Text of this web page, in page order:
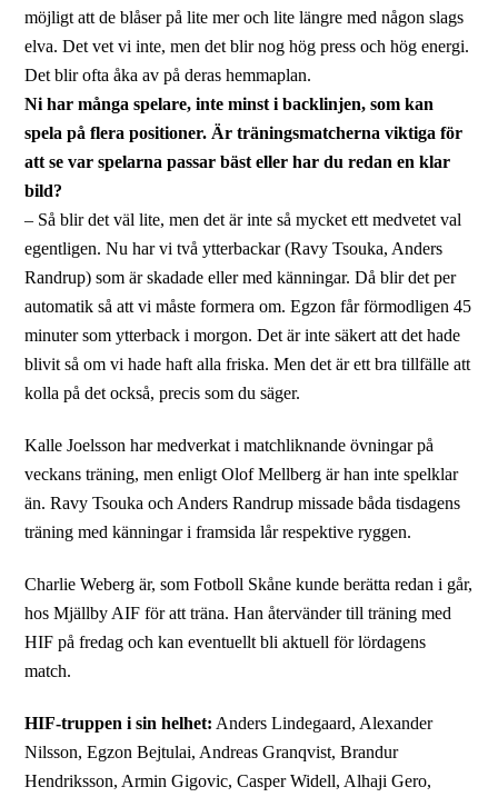
möjligt att de blåser på lite mer och lite längre med någon slags
elva. Det vet vi inte, men det blir nog hög press och hög energi.
Det blir ofta åka av på deras hemmaplan.
Ni har många spelare, inte minst i backlinjen, som kan
spela på flera positioner. Är träningsmatcherna viktiga för
att se var spelarna passar bäst eller har du redan en klar
bild?
– Så blir det väl lite, men det är inte så mycket ett medvetet val
egentligen. Nu har vi två ytterbackar (Ravy Tsouka, Anders
Randrup) som är skadade eller med känningar. Då blir det per
automatik så att vi måste formera om. Egzon får förmodligen 45
minuter som ytterback i morgon. Det är inte säkert att det hade
blivit så om vi hade haft alla friska. Men det är ett bra tillfälle att
kolla på det också, precis som du säger.
Kalle Joelsson har medverkat i matchliknande övningar på
veckans träning, men enligt Olof Mellberg är han inte spelklar
än. Ravy Tsouka och Anders Randrup missade båda tisdagens
träning med känningar i framsida lår respektive ryggen.
Charlie Weberg är, som Fotboll Skåne kunde berätta redan i går,
hos Mjällby AIF för att träna. Han återvänder till träning med
HIF på fredag och kan eventuellt bli aktuell för lördagens
match.
HIF-truppen i sin helhet: Anders Lindegaard, Alexander
Nilsson, Egzon Bejtulai, Andreas Granqvist, Brandur
Hendriksson, Armin Gigovic, Casper Widell, Alhaji Gero,